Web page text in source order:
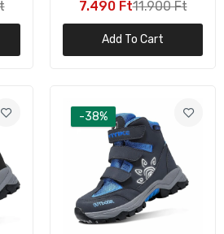
Ft
Gyerek Téli Cipő 31‑es –
Ft
7.490 Ft11.900 Ft
Add To Cart
-38%